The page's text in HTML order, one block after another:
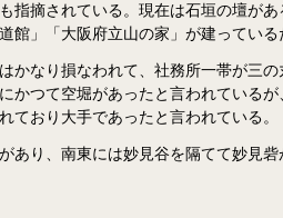
指摘されている。現在は石垣の壇が
館」「大阪府立山の家」が建ってい
かなり損なわれて、社務所一帯が三
かつて空堀があったと言われている
ており大手であったと言われている。
あり、南東には妙見谷を隔てて妙見